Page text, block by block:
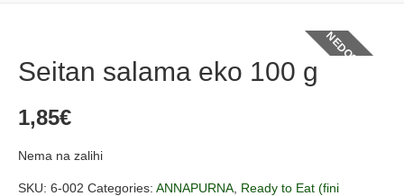
NEDOSTUPNO
Seitan salama eko 100 g
1,85€
Nema na zalihi
SKU: 6-002 Categories: ANNAPURNA Ready to Eat (fini